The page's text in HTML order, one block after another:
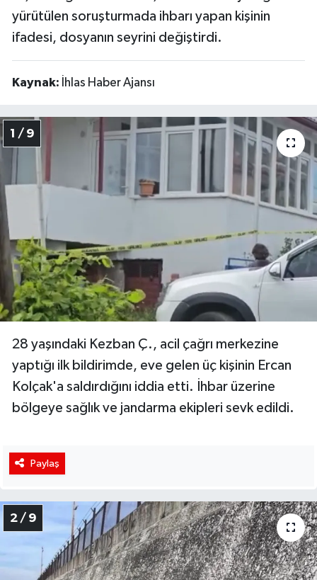
yürütülen soruşturmada ihbarı yapan kişinin
ifadesi, dosyanın seyrini değiştirdi.
Kaynak: İhlas Haber Ajansı
1 / 9
28 yaşındaki Kezban Ç., acil çağrı merkezine
yaptığı ilk bildirimde, eve gelen üç kişinin Ercan
Kolçak'a saldırdığını iddia etti. İhbar üzerine
bölgeye sağlık ve jandarma ekipleri sevk edildi.
Paylaş
2 / 9